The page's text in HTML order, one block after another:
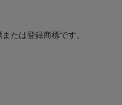
たは登録商標です。